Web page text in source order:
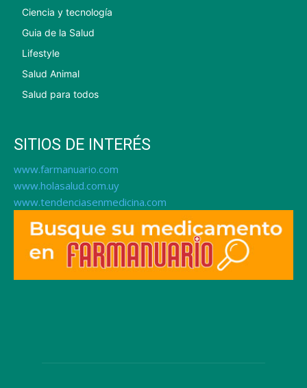
Ciencia y tecnología
Guia de la Salud
Lifestyle
Salud Animal
Salud para todos
SITIOS DE INTERÉS
www.farmanuario.com
www.holasalud.com.uy
www.tendenciasenmedicina.com